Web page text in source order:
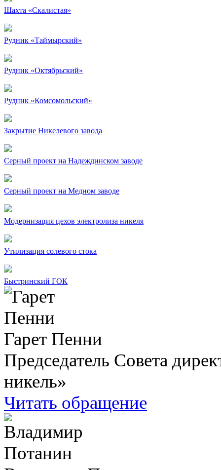
Шахта «Скалистая»
Рудник «Таймырский»
Рудник «Октябрьский»
Рудник «Комсомольский»
Закрытие Никелевого завода
Серный проект на Надеждинском заводе
Серный проект на Медном заводе
Модернизация цехов электролиза никеля
Утилизация солевого стока
Быстринский ГОК
Гарет Пенни
Председатель Совета
никель»
Читать обращение